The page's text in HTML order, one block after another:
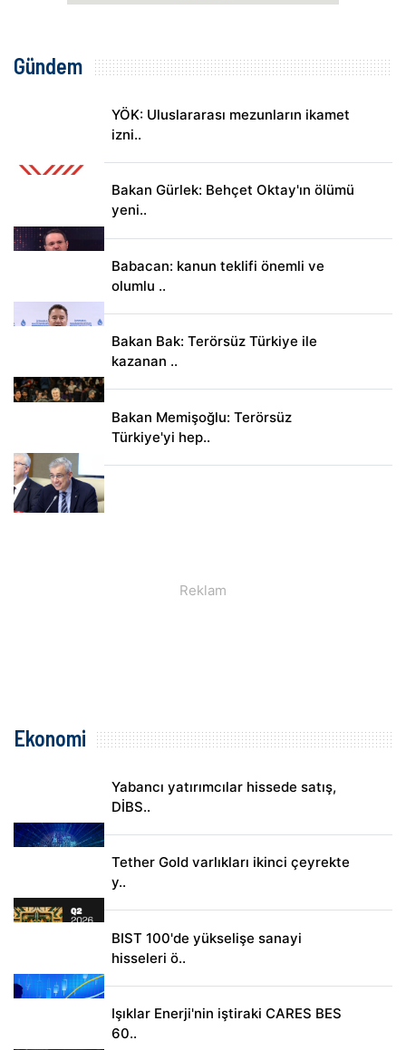
Gündem
YÖK: Uluslararası mezunların ikamet
izni..
Bakan Gürlek: Behçet Oktay'ın ölümü
yeni..
Babacan: kanun teklifi önemli ve
olumlu ..
Bakan Bak: Terörsüz Türkiye ile
kazanan ..
Bakan Memişoğlu: Terörsüz
Türkiye'yi hep..
Ekonomi
Yabancı yatırımcılar hissede satış,
DİBS..
Tether Gold varlıkları ikinci çeyrekte
y..
BIST 100'de yükselişe sanayi
hisseleri ö..
Işıklar Enerji'nin iştiraki CARES BES
60..